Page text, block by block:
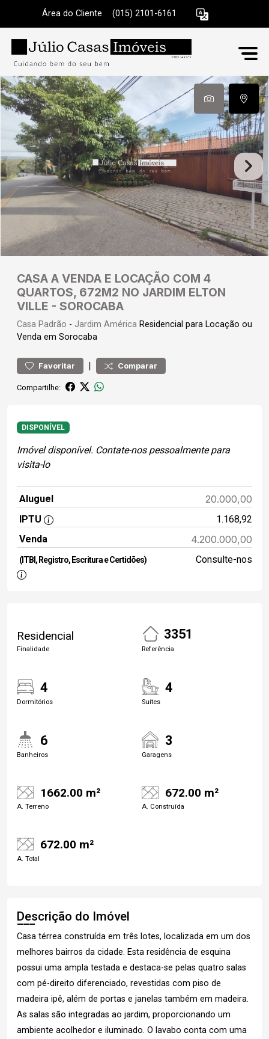
Área do Cliente (015) 2101-6161
CASA A VENDA E LOCAÇÃO COM 4
QUARTOS, 672M2 NO JARDIM ELTON
VILLE - SOROCABA
Casa Padrão - Jardim América Residencial para Locação ou
Venda em Sorocaba
Favoritar | Comparar
Compartilhe:
DISPONÍVEL
Imóvel disponível. Contate-nos pessoalmente para
visita-lo
Aluguel 20.000,00
IPTU
1.168,92
Venda
4.200.000,00
(ITBI, Registro, Escritura e Certidões) Consulte-nos
Residencial
Finalidade
3351
Referência
4
Dormitórios
4
Suítes
6
Banheiros
3
Garagens
1662.00 m²
A. Terreno
672.00 m²
A. Construída
672.00 m²
A. Total
Descrição do Imóvel
Casa térrea construída em três lotes, localizada em um dos
melhores bairros da cidade. Esta residência de esquina
possui uma ampla testada e destaca-se pelas quatro salas
com pé-direito diferenciado, revestidas com piso de
madeira ipê, além de portas e janelas também em madeira.
As salas são integradas ao jardim, proporcionando um
ambiente acolhedor e iluminado. O lavabo conta com uma